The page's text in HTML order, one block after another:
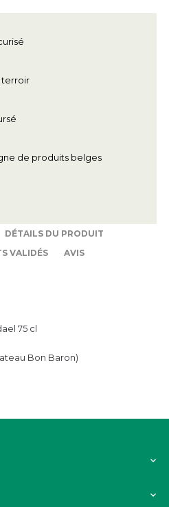
terroir
de produits belges
DÉTAILS DU PRODUIT
VALIDÉS
AVIS
75 cl
Bon Baron)

